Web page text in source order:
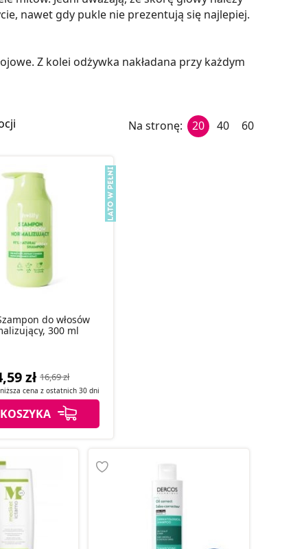
nawet gdy pukle nie prezentują się najlepiej.
Z kolei odżywka nakładana przy każdym
Na stronę: 20 40 60
do włosów
300 ml
zł 16,69 zł
cena z ostatnich 30 dni